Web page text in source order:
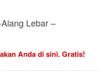
Anda di sini. Gratis!